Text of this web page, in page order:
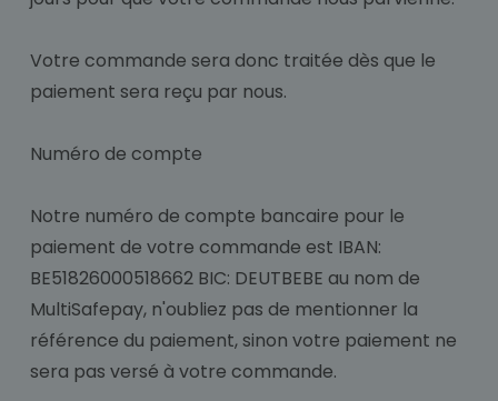
Votre commande sera donc traitée dès que le
paiement sera reçu par nous.
Numéro de compte
Notre numéro de compte bancaire pour le
paiement de votre commande est IBAN:
BE51826000518662 BIC: DEUTBEBE au nom de
MultiSafepay, n'oubliez pas de mentionner la
référence du paiement, sinon votre paiement ne
sera pas versé à votre commande.